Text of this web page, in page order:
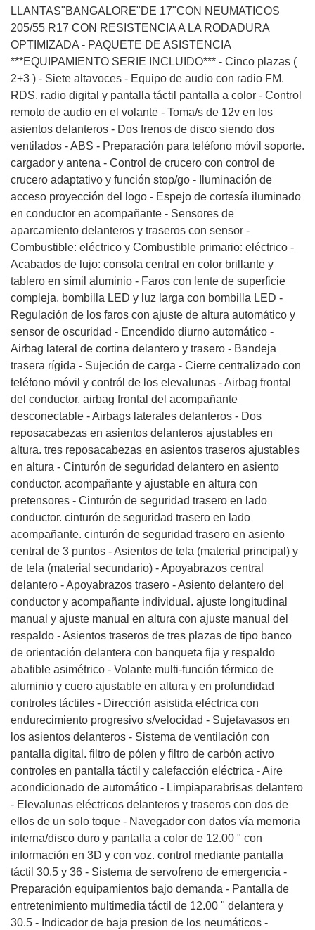
LLANTAS"BANGALORE"DE 17"CON NEUMATICOS
205/55 R17 CON RESISTENCIA A LA RODADURA
OPTIMIZADA - PAQUETE DE ASISTENCIA
***EQUIPAMIENTO SERIE INCLUIDO*** - Cinco plazas (
2+3 ) - Siete altavoces - Equipo de audio con radio FM.
RDS. radio digital y pantalla táctil pantalla a color - Control
remoto de audio en el volante - Toma/s de 12v en los
asientos delanteros - Dos frenos de disco siendo dos
ventilados - ABS - Preparación para teléfono móvil soporte.
cargador y antena - Control de crucero con control de
crucero adaptativo y función stop/go - Iluminación de
acceso proyección del logo - Espejo de cortesía iluminado
en conductor en acompañante - Sensores de
aparcamiento delanteros y traseros con sensor -
Combustible: eléctrico y Combustible primario: eléctrico -
Acabados de lujo: consola central en color brillante y
tablero en símil aluminio - Faros con lente de superficie
compleja. bombilla LED y luz larga con bombilla LED -
Regulación de los faros con ajuste de altura automático y
sensor de oscuridad - Encendido diurno automático -
Airbag lateral de cortina delantero y trasero - Bandeja
trasera rígida - Sujeción de carga - Cierre centralizado con
teléfono móvil y contról de los elevalunas - Airbag frontal
del conductor. airbag frontal del acompañante
desconectable - Airbags laterales delanteros - Dos
reposacabezas en asientos delanteros ajustables en
altura. tres reposacabezas en asientos traseros ajustables
en altura - Cinturón de seguridad delantero en asiento
conductor. acompañante y ajustable en altura con
pretensores - Cinturón de seguridad trasero en lado
conductor. cinturón de seguridad trasero en lado
acompañante. cinturón de seguridad trasero en asiento
central de 3 puntos - Asientos de tela (material principal) y
de tela (material secundario) - Apoyabrazos central
delantero - Apoyabrazos trasero - Asiento delantero del
conductor y acompañante individual. ajuste longitudinal
manual y ajuste manual en altura con ajuste manual del
respaldo - Asientos traseros de tres plazas de tipo banco
de orientación delantera con banqueta fija y respaldo
abatible asimétrico - Volante multi-función térmico de
aluminio y cuero ajustable en altura y en profundidad
controles táctiles - Dirección asistida eléctrica con
endurecimiento progresivo s/velocidad - Sujetavasos en
los asientos delanteros - Sistema de ventilación con
pantalla digital. filtro de pólen y filtro de carbón activo
controles en pantalla táctil y calefacción eléctrica - Aire
acondicionado de automático - Limpiaparabrisas delantero
- Elevalunas eléctricos delanteros y traseros con dos de
ellos de un solo toque - Navegador con datos vía memoria
interna/disco duro y pantalla a color de 12.00 " con
información en 3D y con voz. control mediante pantalla
táctil 30.5 y 36 - Sistema de servofreno de emergencia -
Preparación equipamientos bajo demanda - Pantalla de
entretenimiento multimedia táctil de 12.00 " delantera y
30.5 - Indicador de baja presion de los neumáticos -